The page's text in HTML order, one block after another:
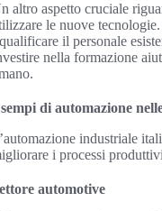
altro aspetto cruciale
le nuove
il personale
nella formazione
di automazione
industriale
i processi
automotive